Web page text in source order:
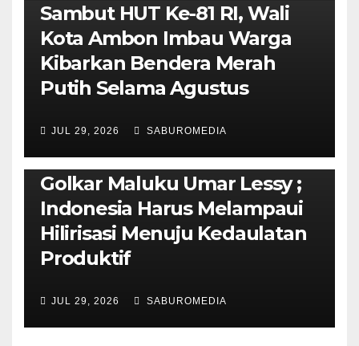
Sambut HUT Ke-81 RI, Wali
Kota Ambon Imbau Warga
Kibarkan Bendera Merah
Putih Selama Agustus
JUL 29, 2026 SABUROMEDIA
PENDIDIKAN & OLAHRAGA THE MOLUCCAS
Isi Materi LK-III HMI, Ketua
Golkar Maluku Umar Lessy ;
Indonesia Harus Melampaui
Hilirisasi Menuju Kedaulatan
Produktif
JUL 29, 2026 SABUROMEDIA